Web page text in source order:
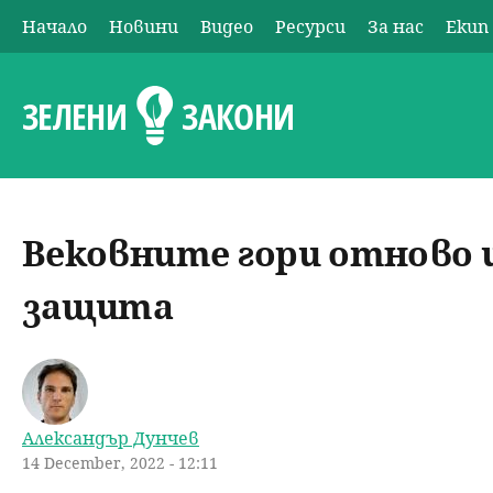
О
с
в
н
о
м
е
Начало Новини Видео Ресурси За нас Екип
ЗЕЛЕНИ ЗАКОНИ
Вековните гори
защита
Александър Дунчев
14 December, 2022 - 12:11